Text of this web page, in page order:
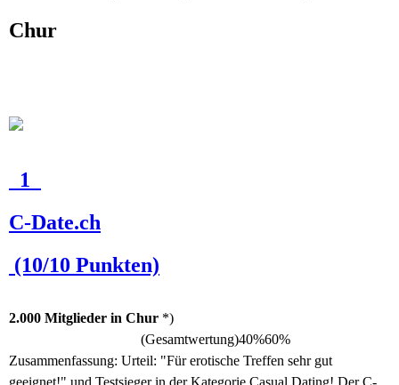
Chur
1
C-Date.ch
(10/10 Punkten)
2.000 Mitglieder in Chur *)
(Gesamtwertung)40%60%
Zusammenfassung: Urteil: "Für erotische Treffen sehr gut
geeignet!" und Testsieger in der Kategorie Casual Dating! Der C-